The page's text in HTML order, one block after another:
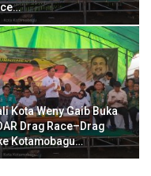
Kota Weny Gaib Buka
Drag Race–Drag
Kotamobagu…